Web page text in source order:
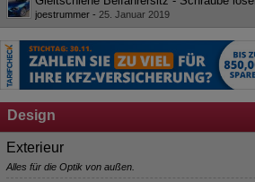
joestrummer - 25. Januar 2019
Design
Exterieur
Alles für die Optik von außen.